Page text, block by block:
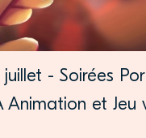
- Soirées
Animation et Jeu